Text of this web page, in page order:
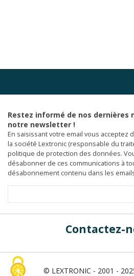
Restez informé de nos dernières
notre newsletter !
En saisissant votre email vous acceptez
la société Lextronic (responsable du
politique de protection des données.
désabonner de ces communications à
désabonnement contenu dans les
Contactez-
© LEXTRONIC - 2001 -